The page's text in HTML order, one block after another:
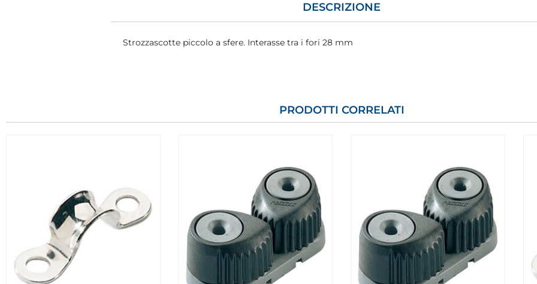
DESCRIZIONE
Strozzascotte piccolo a sfere. Interasse tra i fori 28 mm
PRODOTTI CORRELATI